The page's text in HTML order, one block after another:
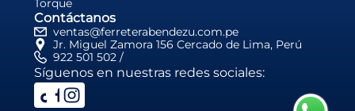
Torque
Contáctanos
ventas@ferreterabendezu.com.pe
922 501 502 /
Jr. Miguel Zamora 156 Cercado de Lima, Perú
Síguenos en nuestras redes sociales: